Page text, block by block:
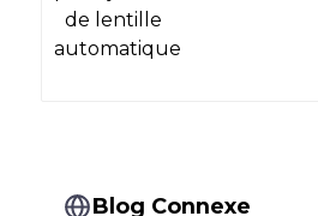
Blog Connexe